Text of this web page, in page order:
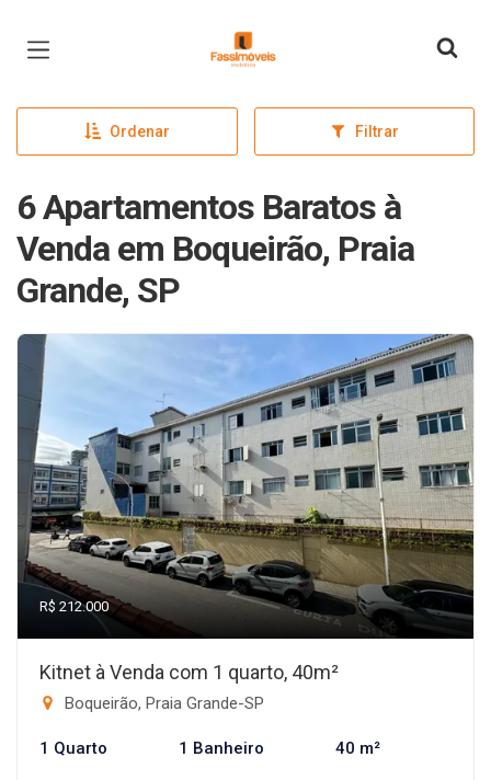
Página inicial
Ordenar Filtrar
6 Apartamentos Baratos à
Venda em Boqueirão, Praia
Grande, SP
R$ 212.000
Kitnet à Venda com 1 quarto, 40m²
Boqueirão, Praia Grande-SP
1 Quarto 1 Banheiro 40 m²